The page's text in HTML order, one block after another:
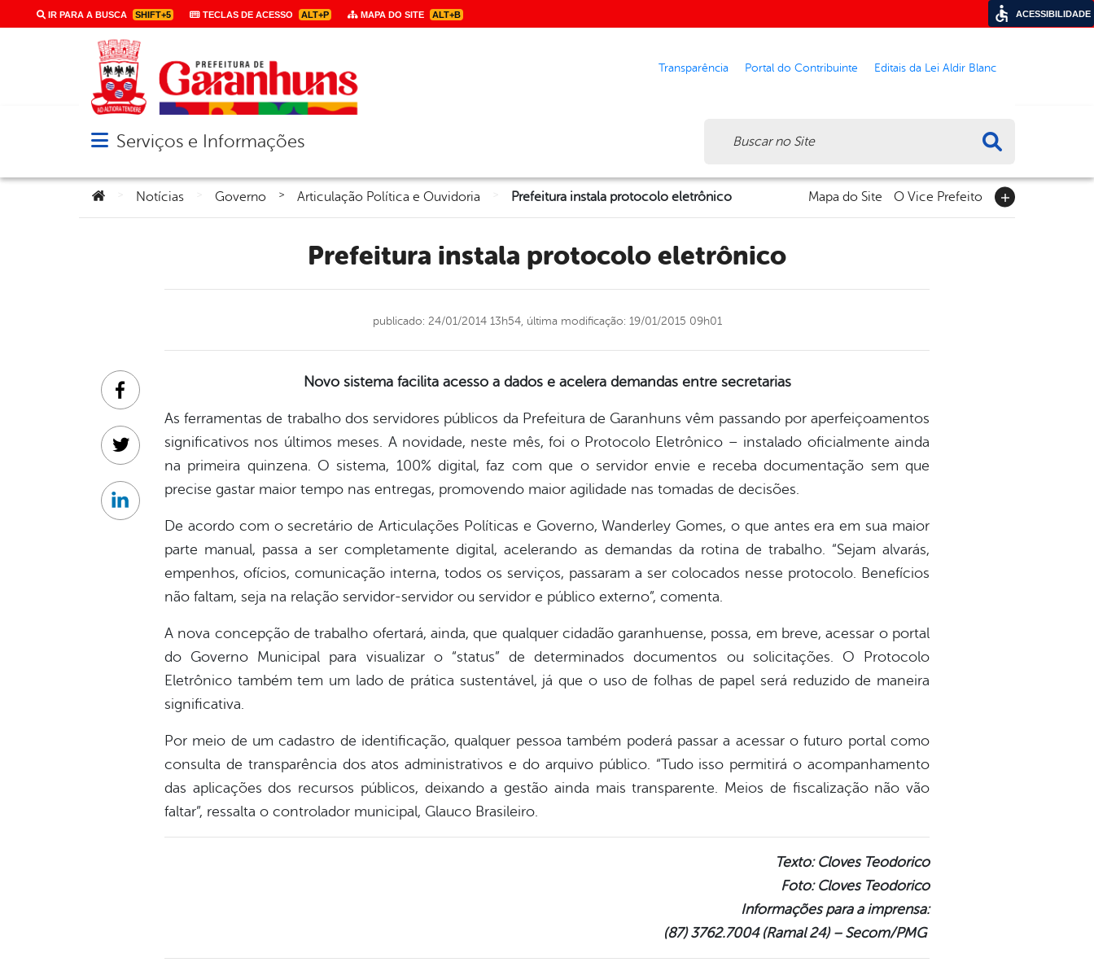
IR PARA A BUSCA SHIFT+5 TECLAS DE ACESSO ALT+P MAPA DO SITE ALT+B
Transparência Portal do Contribuinte Editais da Lei Aldir Blanc
Abrir menu principal de navegação
Serviços e Informações
Você está aqui:
Notícias Governo > Articulação Política e Ouvidoria Prefeitura instala protocolo eletrônico Mapa do Site O Vice Prefeito
Prefeitura instala protocolo eletrônico
publicado: 24/01/2014 13h54, última modificação: 19/01/2015 09h01
Novo sistema facilita acesso a dados e acelera demandas entre secretarias
As ferramentas de trabalho dos servidores públicos da Prefeitura de Garanhuns vêm passando por aperfeiçoamentos
significativos nos últimos meses. A novidade, neste mês, foi o Protocolo Eletrônico – instalado oficialmente ainda
na primeira quinzena. O sistema, 100% digital, faz com que o servidor envie e receba documentação sem que
precise gastar maior tempo nas entregas, promovendo maior agilidade nas tomadas de decisões.
De acordo com o secretário de Articulações Políticas e Governo, Wanderley Gomes, o que antes era em sua maior
parte manual, passa a ser completamente digital, acelerando as demandas da rotina de trabalho. “Sejam alvarás,
empenhos, ofícios, comunicação interna, todos os serviços, passaram a ser colocados nesse protocolo. Benefícios
não faltam, seja na relação servidor-servidor ou servidor e público externo”, comenta.
A nova concepção de trabalho ofertará, ainda, que qualquer cidadão garanhuense, possa, em breve, acessar o portal
do Governo Municipal para visualizar o “status” de determinados documentos ou solicitações. O Protocolo
Eletrônico também tem um lado de prática sustentável, já que o uso de folhas de papel será reduzido de maneira
significativa.
Por meio de um cadastro de identificação, qualquer pessoa também poderá passar a acessar o futuro portal como
consulta de transparência dos atos administrativos e do arquivo público. “Tudo isso permitirá o acompanhamento
das aplicações dos recursos públicos, deixando a gestão ainda mais transparente. Meios de fiscalização não vão
faltar”, ressalta o controlador municipal, Glauco Brasileiro.
Texto: Cloves Teodorico
Foto: Cloves Teodorico
Informações para a imprensa:
(87) 3762.7004 (Ramal 24) – Secom/PMG
Facebook
Twitter
Linkedin
ACESSIBILIDADE